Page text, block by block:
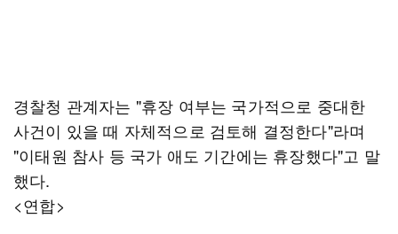
경찰청 관계자는 "휴장 여부는 국가적으로 중대한
사건이 있을 때 자체적으로 검토해 결정한다"라며
"이태원 참사 등 국가 애도 기간에는 휴장했다"고 말
했다.
<연합>